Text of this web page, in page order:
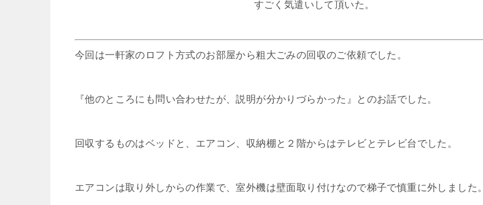
すごく気遣いして頂いた。
今回は一軒家のロフト方式のお部屋から粗大ごみの回収のご依頼でした。
『他のところにも問い合わせたが、説明が分かりづらかった』とのお話でした。
回収するものはベッドと、エアコン、収納棚と２階からはテレビとテレビ台でした。
エアコンは取り外しからの作業で、室外機は壁面取り付けなので梯子で慎重に外しました。